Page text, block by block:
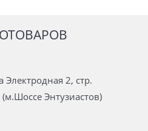
2, стр.
Энтузиастов)